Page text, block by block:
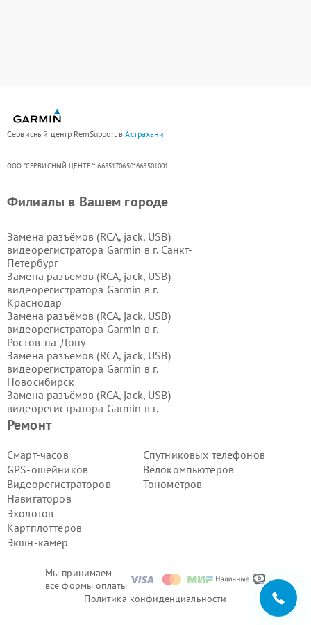
Сервисный центр RemSupport вАстрахани
ООО "СЕРВИСНЫЙ ЦЕНТР"* 6685170650*668501001
Мы принимаем
все формы оплаты
Ремонт
Смарт-часов
GPS-ошейников
Видеорегистраторов
Навигаторов
Эхолотов
Картплоттеров
Экшн-камер
Спутниковых телефонов
Велокомпьютеров
Тонометров
Филиалы в Вашем городе
Замена разъёмов (RCA, jack, USB)
видеорегистратора Garmin в г. Санкт-
Петербург
Замена разъёмов (RCA, jack, USB)
видеорегистратора Garmin в г.
Краснодар
Замена разъёмов (RCA, jack, USB)
видеорегистратора Garmin в г.
Ростов-на-Дону
Замена разъёмов (RCA, jack, USB)
видеорегистратора Garmin в г.
Новосибирск
Замена разъёмов (RCA, jack, USB)
видеорегистратора Garmin в г.
Екатеринбург
Замена разъёмов (RCA, jack, USB)
Казань
Замена разъёмов (RCA, jack, USB)
видеорегистратора Garmin в г.
Воронеж
Замена разъёмов (RCA, jack, USB)
видеорегистратора Garmin в г.
Волгоград
Замена разъёмов (RCA, jack, USB)
видеорегистратора Garmin в г.
Замена разъёмов (RCA, jack, USB)
видеорегистратора Garmin в г.Пермь
Политика конфиденциальности